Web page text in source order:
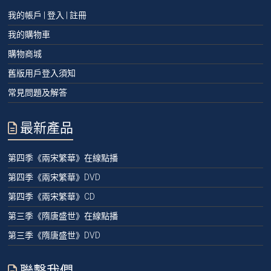
我的帳戶 | 登入 | 註冊
我的購物車
購物商城
舊版用戶登入須知
常見問題及解答
最新產品
第四季《兩宋繁華》在線點播
第四季《兩宋繁華》DVD
第四季《兩宋繁華》CD
第三季《隋唐盛世》在線點播
第三季《隋唐盛世》DVD